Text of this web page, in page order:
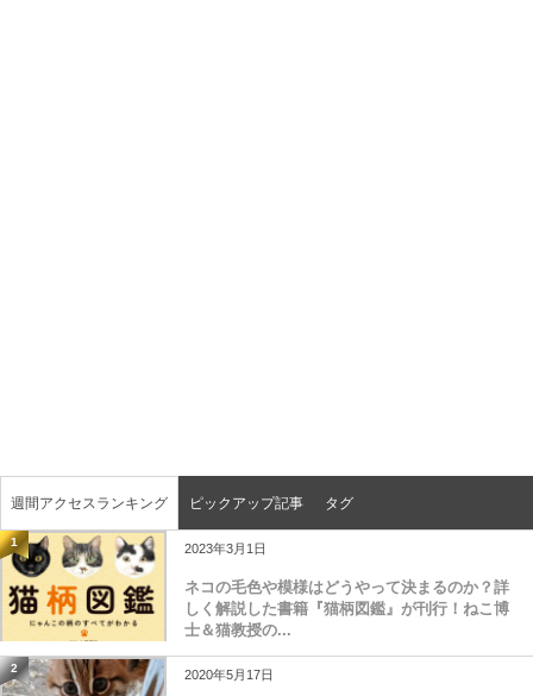
週間アクセスランキング ピックアップ記事 タグ
1 2023年3月1日
ネコの毛色や模様はどうやって決まるのか？詳
しく解説した書籍『猫柄図鑑』が刊行！ねこ博
士＆猫教授の...
2 2020年5月17日